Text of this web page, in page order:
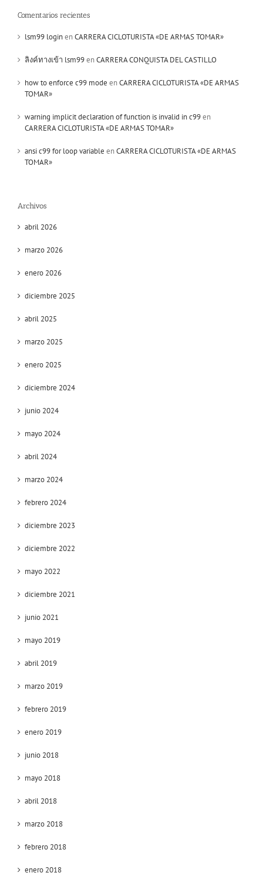
Comentarios recientes
lsm99 loginenCARRERA CICLOTURISTA «DE ARMAS TOMAR»
ลิงค์ทางเข้า lsm99enCARRERA CONQUISTA DEL CASTILLO
how to enforce c99 mode enCARRERA CICLOTURISTA «DE ARMAS
TOMAR»
warning implicit declaration of function is invalid in c99en
CARRERA CICLOTURISTA «DE ARMAS TOMAR»
ansi c99 for loop variable enCARRERA CICLOTURISTA «DE ARMAS
TOMAR»
Archivos
abril 2026
marzo 2026
enero 2026
diciembre 2025
abril 2025
marzo 2025
enero 2025
diciembre 2024
junio 2024
mayo 2024
abril 2024
marzo 2024
febrero 2024
diciembre 2023
diciembre 2022
mayo 2022
diciembre 2021
junio 2021
mayo 2019
abril 2019
marzo 2019
febrero 2019
enero 2019
junio 2018
mayo 2018
abril 2018
marzo 2018
febrero 2018
enero 2018